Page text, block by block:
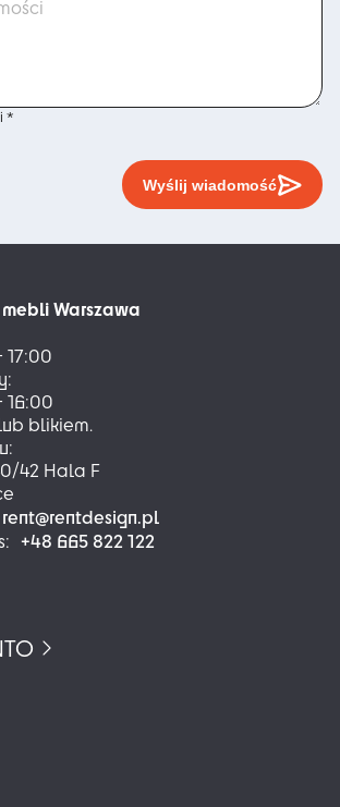
*
Wyślij wiadomość
Warszawa
17:00
16:00
blikiem.
42 Hala F
rent@rentdesign.pl
+48 665 822 122